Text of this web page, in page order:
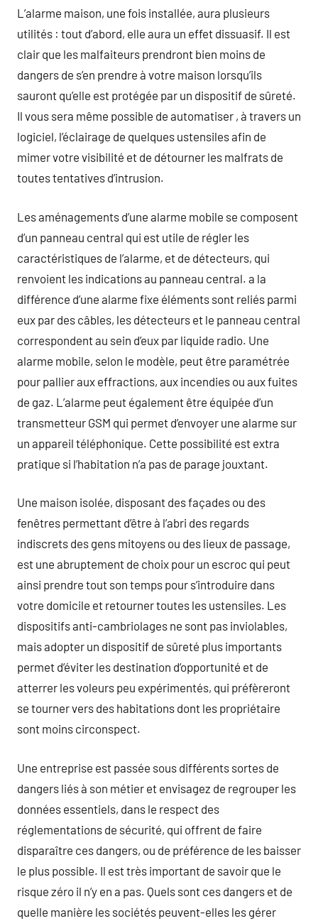
L’alarme maison, une fois installée, aura plusieurs
utilités : tout d’abord, elle aura un effet dissuasif. Il est
clair que les malfaiteurs prendront bien moins de
dangers de s’en prendre à votre maison lorsqu’ils
sauront qu’elle est protégée par un dispositif de sûreté.
Il vous sera même possible de automatiser , à travers un
logiciel, l’éclairage de quelques ustensiles afin de
mimer votre visibilité et de détourner les malfrats de
toutes tentatives d’intrusion.
Les aménagements d’une alarme mobile se composent
d’un panneau central qui est utile de régler les
caractéristiques de l’alarme, et de détecteurs, qui
renvoient les indications au panneau central. a la
différence d’une alarme fixe éléments sont reliés parmi
eux par des câbles, les détecteurs et le panneau central
correspondent au sein d’eux par liquide radio. Une
alarme mobile, selon le modèle, peut être paramétrée
pour pallier aux effractions, aux incendies ou aux fuites
de gaz. L’alarme peut également être équipée d’un
transmetteur GSM qui permet d’envoyer une alarme sur
un appareil téléphonique. Cette possibilité est extra
pratique si l’habitation n’a pas de parage jouxtant.
Une maison isolée, disposant des façades ou des
fenêtres permettant d’être à l’abri des regards
indiscrets des gens mitoyens ou des lieux de passage,
est une abruptement de choix pour un escroc qui peut
ainsi prendre tout son temps pour s’introduire dans
votre domicile et retourner toutes les ustensiles. Les
dispositifs anti-cambriolages ne sont pas inviolables,
mais adopter un dispositif de sûreté plus importants
permet d’éviter les destination d’opportunité et de
atterrer les voleurs peu expérimentés, qui préfèreront
se tourner vers des habitations dont les propriétaire
sont moins circonspect.
Une entreprise est passée sous différents sortes de
dangers liés à son métier et envisagez de regrouper les
données essentiels, dans le respect des
réglementations de sécurité, qui offrent de faire
disparaître ces dangers, ou de préférence de les baisser
le plus possible. Il est très important de savoir que le
risque zéro il n’y en a pas. Quels sont ces dangers et de
quelle manière les sociétés peuvent-elles les gérer